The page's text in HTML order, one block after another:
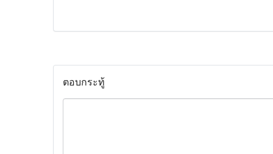
ตอบกระทู้